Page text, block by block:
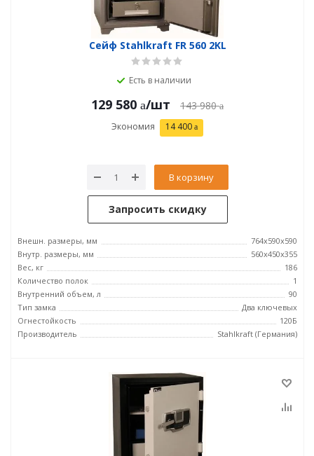
Сейф Stahlkraft FR 560 2KL
Есть в наличии
129 580 /шт 143 980
Экономия 14 400
В корзину
Запросить скидку
Внешн. размеры, мм
764x590x590
Внутр. размеры, мм
560x450x355
Вес, кг
186
Количество полок
1
Внутренний объем, л
90
Тип замка
Два ключевых
Огнестойкость
120Б
Производитель
Stahlkraft (Германия)